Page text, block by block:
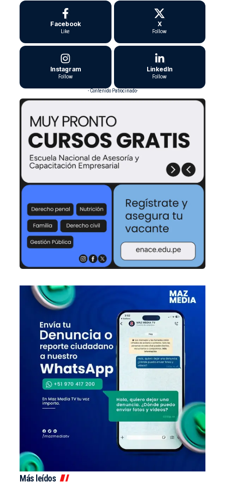
Facebook
Like
X
Follow
Instagram
Follow
LinkedIn
Follow
- Contenido Patrocinado-
Más leídos